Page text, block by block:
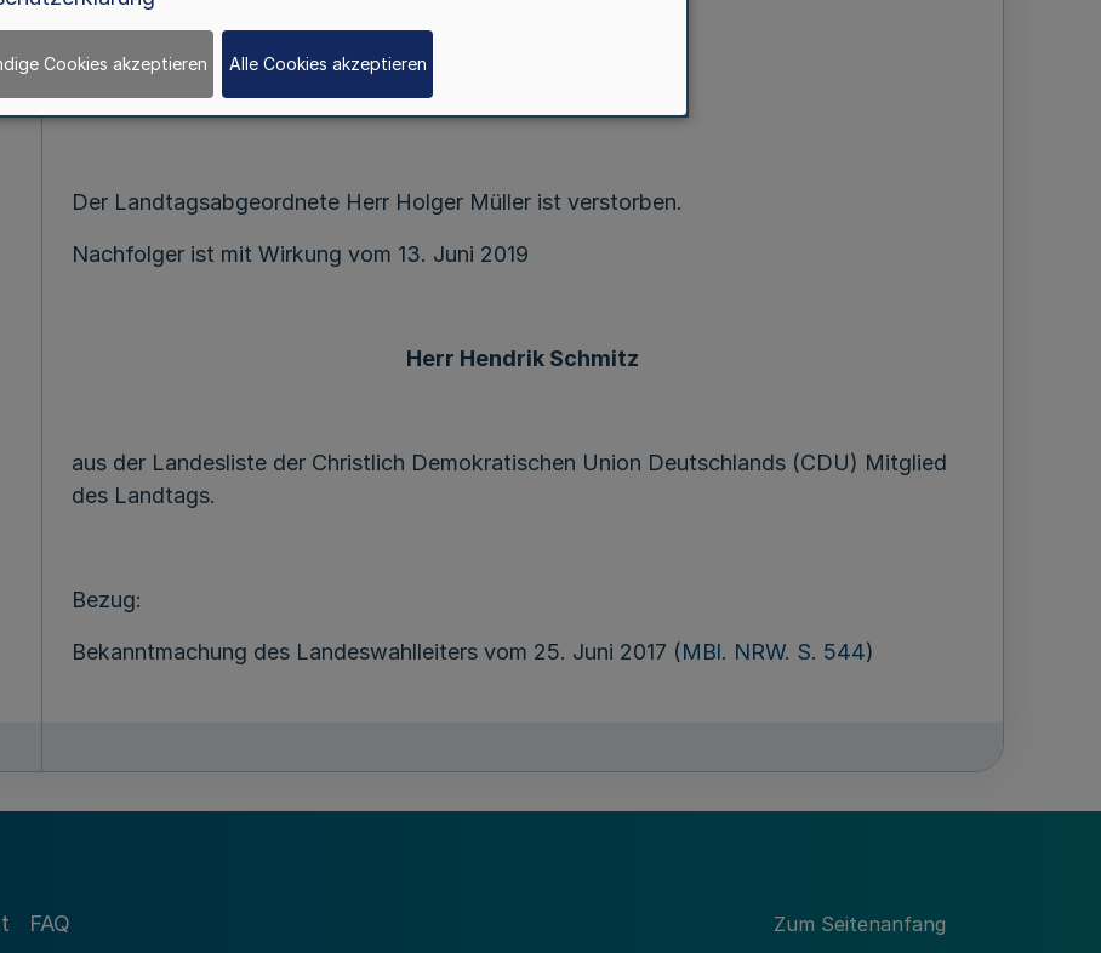
Der Landtagsabgeordnete Herr Holger Müller ist verstorben.
Nachfolger ist mit Wirkung vom 13. Juni 2019
Herr Hendrik Schmitz
aus der Landesliste der Christlich Demokratischen Union Deutschlands (CDU) Mitglied
des Landtags.
Bezug:
Bekanntmachung des Landeswahlleiters vom 25. Juni 2017 (MBl. NRW. S. 544)
FAQ Zum Seitenanfang
Cookies akzeptieren Alle Cookies akzeptieren